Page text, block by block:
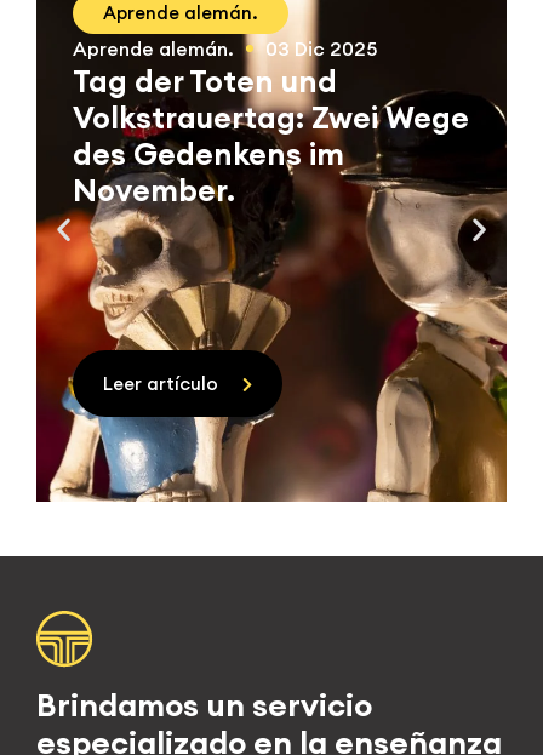
Aprende alemán.
Aprende alemán. 03 Dic 2025
Tag der Toten und
Volkstrauertag: Zwei Wege
des Gedenkens im
November.
Leer artículo
Brindamos un servicio
especializado en la enseñanza